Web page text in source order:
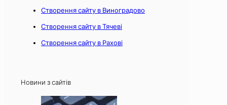
Створення сайту в Виноградово
Створення сайту в Тячеві
Створення сайту в Рахові
Новини з сайтів